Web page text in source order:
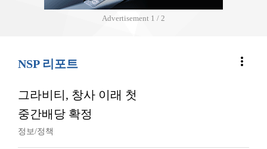
Advertisement 2 / 2
NSP 리포트 more_vert
그라비티, 창사 이래 첫
중간배당 확정
정보/정책